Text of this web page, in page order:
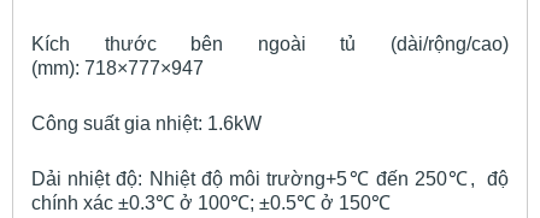
Kích thước bên ngoài tủ (dài/rộng/cao)
(mm): 718×777×947
Công suất gia nhiệt: 1.6kW
Dải nhiệt độ: Nhiệt độ môi trường+5℃ đến 250℃, độ
chính xác ±0.3℃ ở 100℃; ±0.5℃ ở 150℃